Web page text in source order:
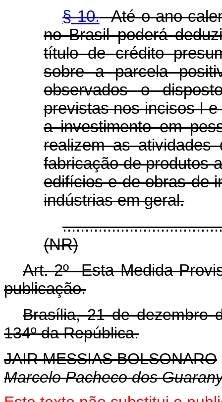
§ 10.Até o ano-
no Brasil poderá
título de crédito
sobre a parcela
observados o
previstas nos incisos I
a investimento em
realizem as
fabricação de produtos
edifícios e de obras de
indústrias em geral.
(NR)
Art. 2º Esta Medida
publicação.
Brasília, 21 de dezembro
134º da República.
JAIR MESSIAS BOLSONARO
Marcelo Pacheco dos